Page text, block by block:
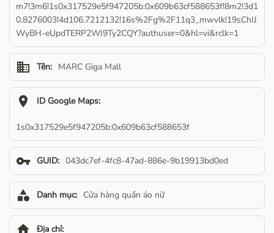
m7!3m6!1s0x317529e5f947205b:0x609b63cf588653f!8m2!3d1
0.8276003!4d106.7212132!16s%2Fg%2F11q3_mwvlk!19sChIJ
WyBH-eUpdTERP2WI9Ty2CQY?authuser=0&hl=vi&rclk=1
business Tên: MARC Giga Mall
location_on ID Google Maps:
1s0x317529e5f947205b:0x609b63cf588653f
vpn_key GUID: 043dc7ef-4fc8-47ad-886e-9b19913bd0ed
category Danh mục: Cửa hàng quần áo nữ
home Địa chỉ: